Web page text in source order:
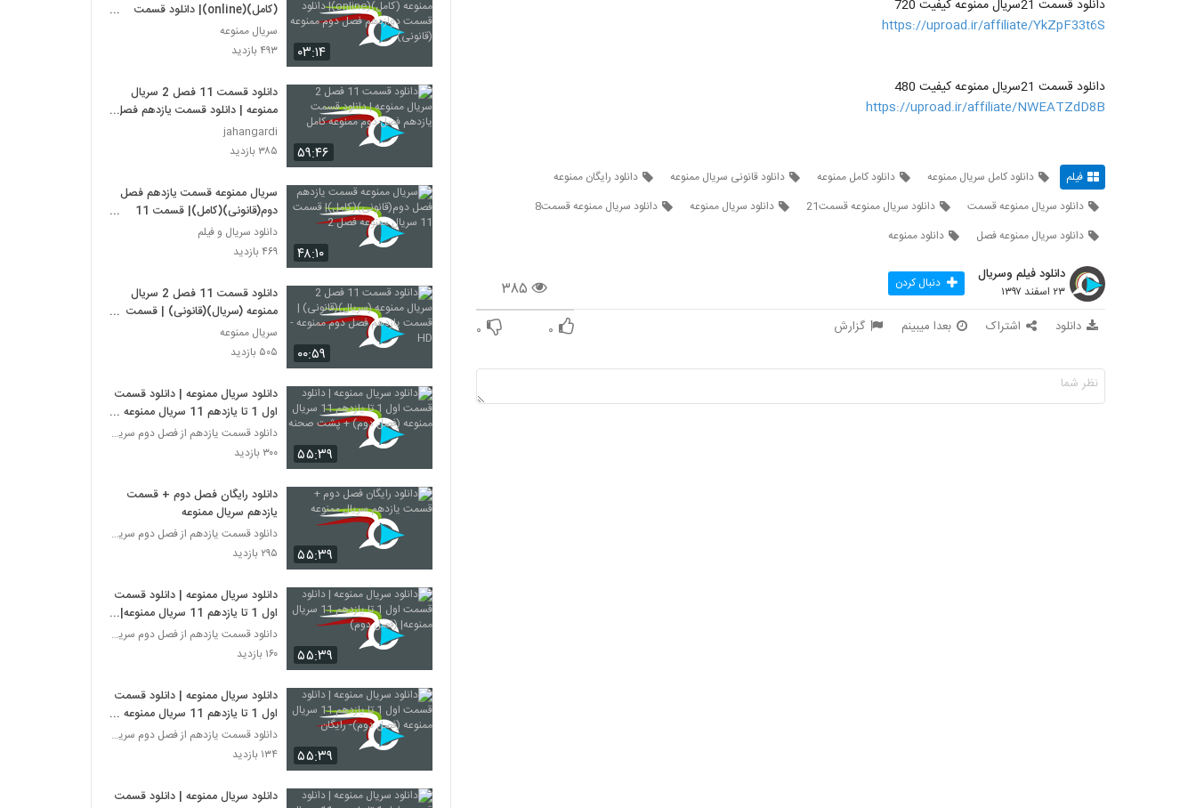
دانلود قسمت 21سریال ممنوعه کیفیت 720
https://uproad.ir/affiliate/YkZpF33t6S
دانلود قسمت 21سریال ممنوعه کیفیت 480
https://uproad.ir/affiliate/NWEATZdD8B
فیلم دانلود کامل سریال ممنوعه دانلود کامل ممنوعه دانلود قانونی سریال ممنوعه
دانلود رایگان ممنوعه
دانلود سریال ممنوعه قسمت
دانلود سریال ممنوعه قسمت21 دانلود سریال ممنوعه
دانلود سریال ممنوعه قسمت8
دانلود سریال ممنوعه فصل
دانلود ممنوعه
۳۸۵
دانلود فیلم وسریال
۲۳ اسفند ۱۳۹۷ دنبال کردن
دانلود اشتراک بعدا میبینم گزارش ۰ ۰
۰۳:۱۴
(کامل)(online)| دانلود قسمت
دوازدهم فصل دوم ممنوعه (قانونی)
سریال ممنوعه
۴۹۳ بازدید
۵۹:۴۶
دانلود قسمت 11 فصل 2 سریال
ممنوعه | دانلود قسمت یازدهم فصل
دوم ممنوعه کامل
jahangardi
۳۸۵ بازدید
۴۸:۱۰
سریال ممنوعه قسمت یازدهم فصل
دوم(قانونی)(کامل)| قسمت 11
سریال ممنوعه فصل 2
دانلود سریال و فیلم
۴۶۹ بازدید
۰۰:۵۹
دانلود قسمت 11 فصل 2 سریال
ممنوعه (سریال)(قانونی) | قسمت
یازدهم فصل دوم ممنوعه -HD
سریال ممنوعه
۵۰۵ بازدید
۵۵:۳۹
دانلود سریال ممنوعه | دانلود قسمت
اول 1 تا یازدهم 11 سریال ممنوعه
(فصل دوم) + پشت صحنه
دانلود قسمت یازدهم از فصل دوم سریال ممنوعه
۳۰۰ بازدید
۵۵:۳۹
دانلود رایگان فصل دوم + قسمت
یازدهم سریال ممنوعه
دانلود قسمت یازدهم از فصل دوم سریال ممنوعه
۲۹۵ بازدید
۵۵:۳۹
دانلود سریال ممنوعه | دانلود قسمت
اول 1 تا یازدهم 11 سریال ممنوعه|
(فصل دوم)
دانلود قسمت یازدهم از فصل دوم سریال ممنوعه
۱۶۰ بازدید
۵۵:۳۹
دانلود سریال ممنوعه | دانلود قسمت
اول 1 تا یازدهم 11 سریال ممنوعه
(فصل دوم)- رایگان
دانلود قسمت یازدهم از فصل دوم سریال ممنوعه
۱۳۴ بازدید
دانلود سریال ممنوعه | دانلود قسمت